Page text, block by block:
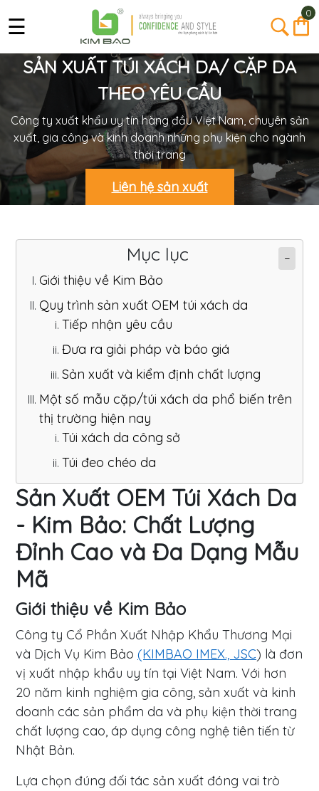
Trang
Giới
Thiệu
Smeraldo
Sản
Phẩm
☰ 0
SẢN XUẤT TÚI XÁCH DA/ CẶP DA
THEO YÊU CẦU
Công ty xuất khẩu uy tín hàng đầu Việt Nam, chuyên sản
xuất, gia công và kinh doanh những phụ kiện cho ngành
thời trang
Liên hệ sản xuất
−
Mục lục
Giới thiệu về Kim Bảo
Quy trình sản xuất OEM túi xách da
Tiếp nhận yêu cầu
Đưa ra giải pháp và báo giá
Sản xuất và kiểm định chất lượng
Một số mẫu cặp/túi xách da phổ biến trên
thị trường hiện nay
Túi xách da công sở
Túi đeo chéo da
Sản Xuất OEM Túi Xách Da
- Kim Bảo: Chất Lượng
Đỉnh Cao và Đa Dạng Mẫu
Mã
Giới thiệu về Kim Bảo
Công ty Cổ Phần Xuất Nhập Khẩu Thương Mại
và Dịch Vụ Kim Bảo (KIMBAO IMEX., JSC) là đơn
vị xuất nhập khẩu uy tín tại Việt Nam. Với hơn
20 năm kinh nghiệm gia công, sản xuất và kinh
doanh các sản phẩm da và phụ kiện thời trang
chất lượng cao, áp dụng công nghệ tiên tiến từ
Nhật Bản.
Lựa chọn đúng đối tác sản xuất đóng vai trò